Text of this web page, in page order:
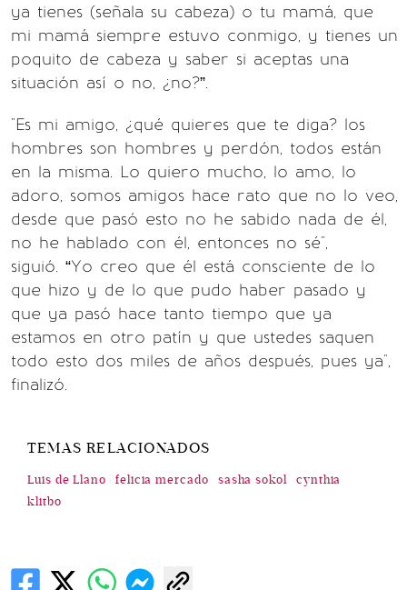
ya tienes (señala su cabeza) o tu mamá, que
mi mamá siempre estuvo conmigo, y tienes un
poquito de cabeza y saber si aceptas una
situación así o no, ¿no?”.
"Es mi amigo, ¿qué quieres que te diga? los
hombres son hombres y perdón, todos están
en la misma. Lo quiero mucho, lo amo, lo
adoro, somos amigos hace rato que no lo veo,
desde que pasó esto no he sabido nada de él,
no he hablado con él, entonces no sé",
siguió. “Yo creo que él está consciente de lo
que hizo y de lo que pudo haber pasado y
que ya pasó hace tanto tiempo que ya
estamos en otro patín y que ustedes saquen
todo esto dos miles de años después, pues ya",
finalizó.
TEMAS RELACIONADOS
Luis de Llano felicia mercado sasha sokol
cynthia
klitbo